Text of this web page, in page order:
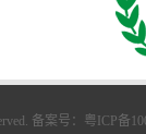
备案号：粤ICP备